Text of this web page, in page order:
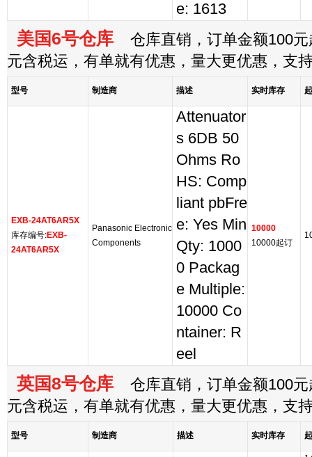
e: 1613
美国6号仓库 仓库直销，订单金额100元
元含税运，有单就有优惠，量大更优惠，支
型号 制造商 描述 实时库存
EXB-24AT6AR5X
库存编号:EXB-
24AT6AR5X
Panasonic Electronic
Components
Attenuator
s 6DB 50
Ohms Ro
HS: Comp
liant pbFre
e: Yes Min
Qty: 1000
0 Packag
e Multiple:
10000 Co
ntainer: R
eel
10000
10000起订
英国8号仓库 仓库直销，订单金额100元
元含税运，有单就有优惠，量大更优惠，支
型号 制造商 描述 实时库存